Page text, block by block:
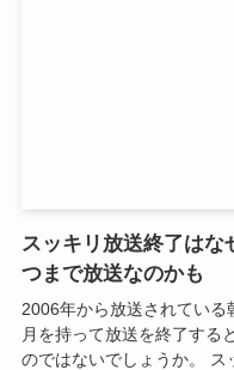
スッキリ放送終了は
つまで放送なのかも
2006年から放送されてい
月を持って放送を終了する
のではないでしょうか。